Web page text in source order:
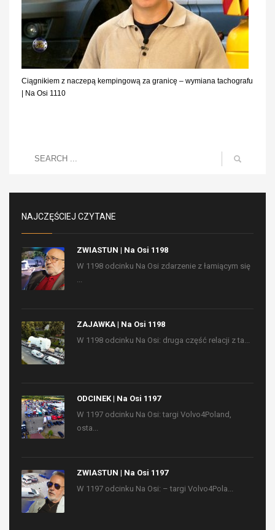
Ciągnikiem z naczepą kempingową za granicę – wymiana tachografu
| Na Osi 1110
NAJCZĘŚCIEJ CZYTANE
ZWIASTUN | Na Osi 1198
W 1198 odcinku Na Osi zdarzenie z łamiącym się
...
ZAJAWKA | Na Osi 1198
W 1198 odcinku Na Osi: druga część relacji z ta...
ODCINEK | Na Osi 1197
W 1197 odcinku Na Osi: targi Volvo4Poland,
osta...
ZWIASTUN | Na Osi 1197
W 1197 odcinku Na Osi: – targi Volvo4Pola...